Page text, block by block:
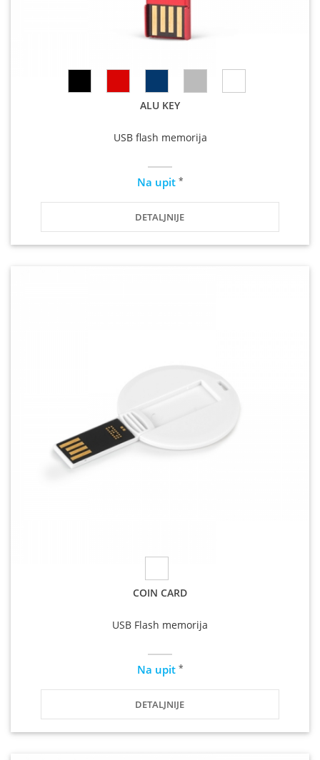
ALU KEY
USB flash memorija
Na upit *
DETALJNIJE
COIN CARD
USB Flash memorija
Na upit *
DETALJNIJE